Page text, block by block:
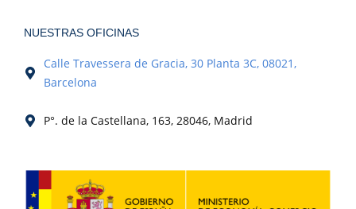
NUESTRAS OFICINAS
Calle Travessera de Gracia, 30 Planta 3C, 08021,
Barcelona
P°. de la Castellana, 163, 28046, Madrid